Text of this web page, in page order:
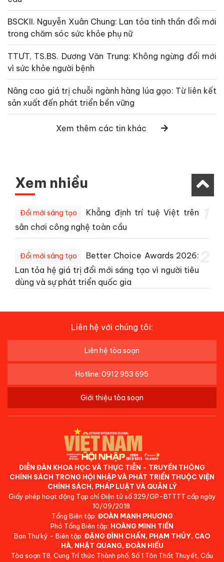
BSCKII. Nguyễn Xuân Chung: Lan tỏa tinh thần đổi mới
trong chăm sóc sức khỏe phụ nữ
TTƯT, TS.BS. Dương Văn Trung: Không ngừng đổi mới
vì sức khỏe người bệnh
Nâng cao giá trị chuỗi ngành hàng lúa gạo: Từ liên kết
sản xuất đến phát triển bền vững
Xem thêm các tin khác
Xem nhiều
Đổi mới sáng tạo
Khẳng định trí tuệ Việt trên
sân chơi công nghệ toàn cầu
Đổi mới sáng tạo
Better Choice Awards 2026:
Lan tỏa hệ giá trị đổi mới sáng tạo vì người tiêu
dùng và sự phát triển quốc gia
Liên hệ với chúng tôi:
Liên hệ tòa soạn
Hotline: 0912 953 695
Giới thiệu tòa soạn
DIỄN ĐÀN KHOA HỌC VÀ THỰC TIỄN - TRUYỀN THÔNG
CHÍNH SÁCH TRONG HỘI NHẬP VÀ PHÁT TRIỂN THUỘC VIỆN
CHÍNH SÁCH, PHÁP LUẬT VÀ QUẢN LÝ
Giấy phép hoạt động Tạp chí Điện tử số 329/GP-BTTTT cấp ngày
10/09/2018.
Tổng Biên tập: ĐOÀN MẠNH PHƯƠNG
Phó Tổng Biên tập: HOÀNG MINH TIẾN
Ban Thư ký - Biên tập: ĐẶNG ĐÌNH CHẤN, PHẠM THỦY, CAO
HÀ, NHẬT QUANG, ĐOÀN HIẾU
Tòa soạn:T8, Cung Trí thức Thành phố, Số 1 Tôn Thất Thuyết, Cầu